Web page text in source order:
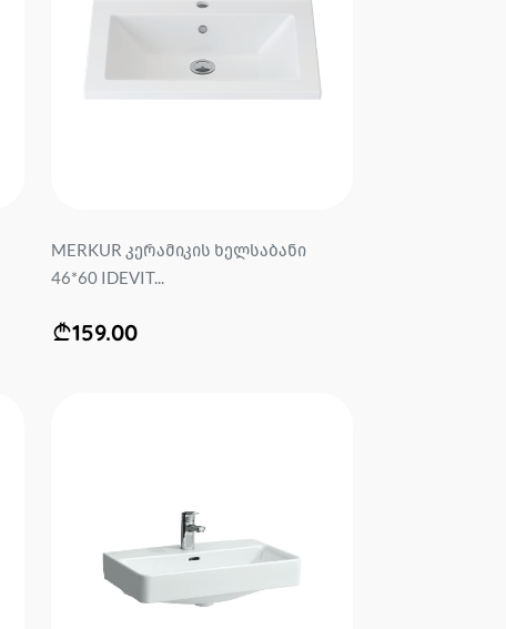
MERKUR კერამიკის ხელსაბანი
46*60 IDEVIT...
159.00